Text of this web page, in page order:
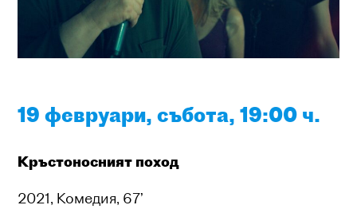
19 февруари, събота, 19:00 ч.
Кръстоносният поход
2021, Комедия, 67’